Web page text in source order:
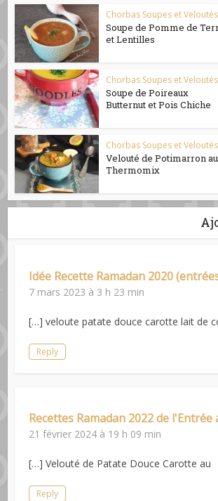
Chorbas Soupes et Veloutés
Soupe de Pomme de
et Lentilles
Chorbas Soupes et Veloutés
Soupe de Poireaux
Butternut et Pois Chiche
Chorbas Soupes et Veloutés
Velouté de Potimarron au
Thermomix
Idée Recette Ramadan 2020
7 mars 2023 à 3 h 23 min
[…] veloute patate douce carotte lait de
Reply
Recettes Ramadan 2022 de
21 février 2024 à 19 h 09 min
[…] Velouté de Patate Douce Carotte
Reply